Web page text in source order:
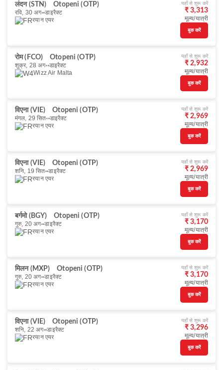
लंदन (STN)
Otopeni (OTP)
रवि, 30 अग॰ डाइरैक्ट
रयान एयर
यहाँ से शुरू करें
₹ 3,313
मूल्य/यात्री
बुक करें
रोम (FCO)
Otopeni (OTP)
शुक्र, 28 अग॰ डाइरैक्ट
Wizz Air Malta
यहाँ से शुरू करें
₹ 2,932
मूल्य/यात्री
बुक करें
विएना (VIE)
Otopeni (OTP)
मंगल, 29 सित॰ डाइरैक्ट
रयान एयर
यहाँ से शुरू करें
₹ 2,969
मूल्य/यात्री
बुक करें
विएना (VIE)
Otopeni (OTP)
शनि, 19 सित॰ डाइरैक्ट
रयान एयर
यहाँ से शुरू करें
₹ 2,969
मूल्य/यात्री
बुक करें
बर्गमो (BGY)
Otopeni (OTP)
गुरु, 20 अग॰ डाइरैक्ट
रयान एयर
यहाँ से शुरू करें
₹ 3,170
मूल्य/यात्री
बुक करें
मिलन (MXP)
Otopeni (OTP)
गुरु, 20 अग॰ डाइरैक्ट
रयान एयर
यहाँ से शुरू करें
₹ 3,170
मूल्य/यात्री
बुक करें
विएना (VIE)
Otopeni (OTP)
शनि, 22 अग॰ डाइरैक्ट
रयान एयर
यहाँ से शुरू करें
₹ 3,296
मूल्य/यात्री
बुक करें